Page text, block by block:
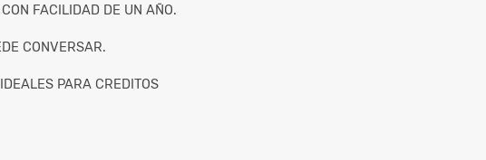
FACILIDAD DE UN AÑO.
CONVERSAR.
PARA CREDITOS